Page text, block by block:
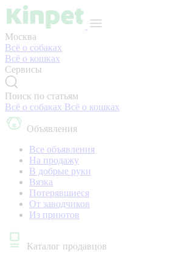
Москва
Всё о собаках
Всё о кошках
Сервисы
Поиск по статьям
Всё о собаках Всё о кошках
Объявления
Все объявления
На продажу
В добрые руки
Вязка
Потерявшиеся
От заводчиков
Из приютов
Каталог продавцов